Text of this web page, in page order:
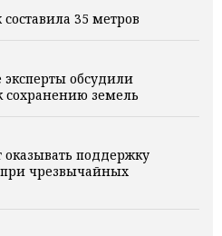
35 метров
обсудили
земель
поддержку
чрезвычайных